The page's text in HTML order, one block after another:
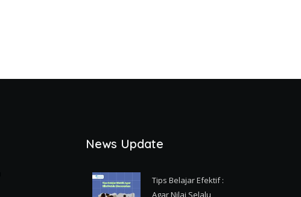
News Update
Tips Belajar Efektif :
Agar Nilai Selalu